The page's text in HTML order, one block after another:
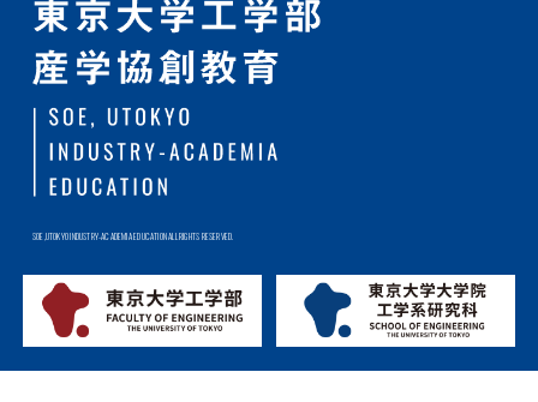
SOE,UTOKYO INDUSTRY-ACADEMIA EDUCATION ALL RIGHTS RESERVED.